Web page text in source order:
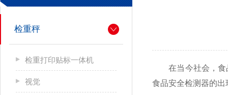
检重秤
检重打印贴标一体机
视觉
在当今社会，食品
食品安全检测器的